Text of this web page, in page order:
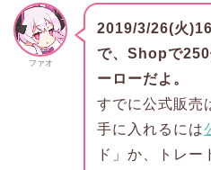
ファオ
2019/3/26(火
で、Shopで250
ーローだよ。
すでに公式販売
手に入れるには
ド」か、トレー